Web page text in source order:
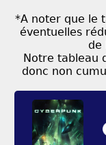
*A noter que le
éventuelles
de
Notre tableau
donc non